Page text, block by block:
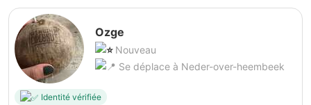
Ozge
Nouveau
Se déplace à Neder-over-heembeek
Identité vérifiée